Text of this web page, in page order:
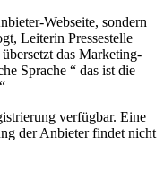
Webseite, sondern
Leiterin Pressestelle
das Marketing-
Sprache “ das ist die
verfügbar. Eine
der Anbieter findet nicht